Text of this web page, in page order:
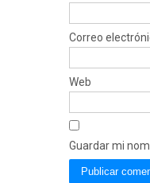
Correo
Web
Guardar mi